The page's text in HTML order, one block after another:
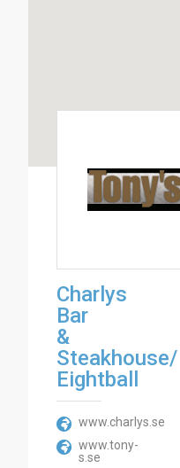
Charlys
Bar
&
Steakhouse/
Eightball
www.charlys.se
www.tony-
s.se